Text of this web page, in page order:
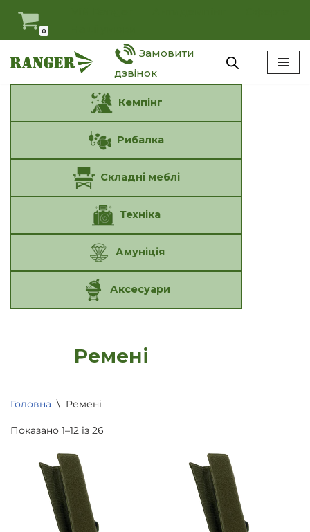
Перейти
до
вмісту
0
Замовити
дзвінок
Кемпінг
Рибалка
Складні меблі
Техніка
Амуніція
Аксесуари
Ремені
Головна \ Ремені
Показано 1–12 із 26